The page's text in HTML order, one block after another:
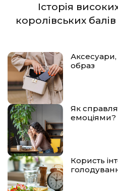
Історія
королівських
Аксесуари,
образ
Як
емоціями?
Користь